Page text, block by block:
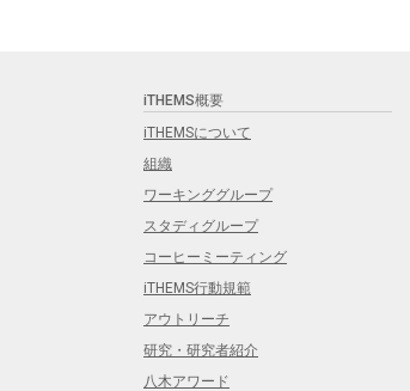
iTHEMS概要
iTHEMSについて
組織
ワーキンググループ
スタディグループ
コーヒーミーティング
iTHEMS行動規範
アウトリーチ
研究・研究者紹介
八木アワード